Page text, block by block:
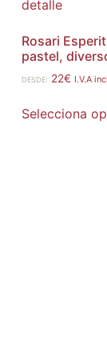
Rosari
pastel,
DESDE: 22€ I.V.A
Selecciona